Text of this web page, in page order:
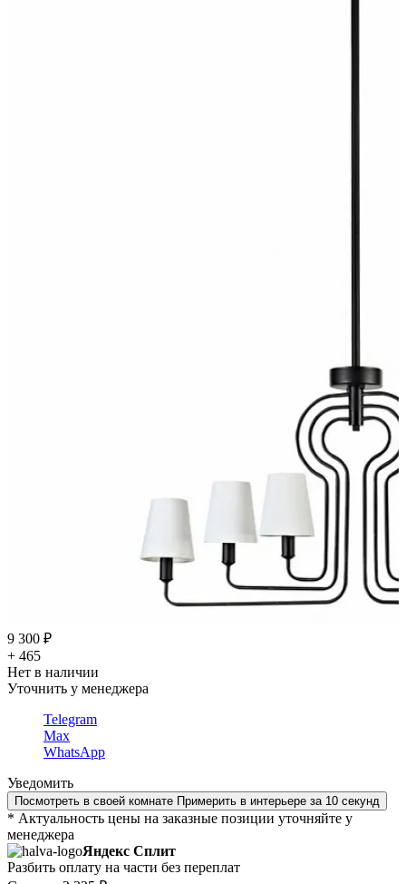
9 300 ₽
+ 465
Нет в наличии
Уточнить у менеджера
Telegram
Max
WhatsApp
Уведомить
Посмотреть в своей комнате Примерить в интерьере за 10 секунд
* Актуальность цены на заказные позиции уточняйте у
менеджера
Яндекс Сплит
Разбить оплату на части без переплат